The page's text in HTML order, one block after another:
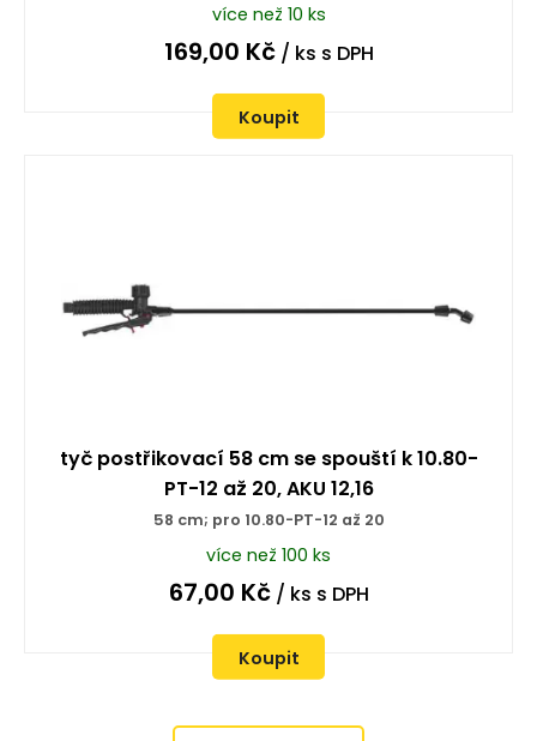
více než 10 ks
169,00 Kč/ ks s DPH
Koupit
tyč postřikovací 58 cm se spouští k 10.80-
PT-12 až 20, AKU 12,16
58 cm; pro 10.80-PT-12 až 20
více než 100 ks
67,00 Kč/ ks s DPH
Koupit